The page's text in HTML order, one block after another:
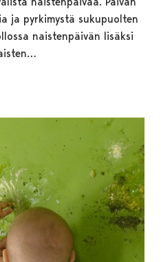
ja pyrkimystä sukupuolten
naistenpäivän lisäksi